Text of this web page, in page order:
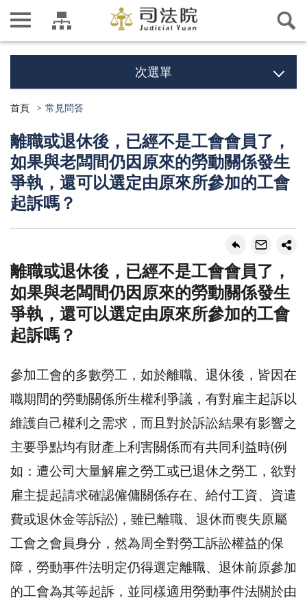
次選單
首頁 常見問答
離職或退休後，已經不是工會會員了，
如果與老闆間仍因原來的勞動關係發生
爭執，還可以選定由原來所參加的工會
起訴嗎？
離職或退休後，已經不是工會會員了，
如果與老闆間仍因原來的勞動關係發生
爭執，還可以選定由原來所參加的工會
起訴嗎？
參加工會的多數勞工，如於離職、退休後，皆因在
職期間的勞動關係所生權利爭議，有對雇主起訴以
維護自己權利之需求，而且對於訴訟結果有影響之
主要爭點均有財產上利害關係而有共同利益時(例
如：遭公司大量解雇之勞工或已退休之勞工，欲對
雇主提起請求確認僱傭關係存在、給付工資、資遣
費或退休金等訴訟)，雖已離職、退休而喪失原屬
工會之會員身分，然為周全對勞工訴訟權益的保
障，勞動事件法明定仍得選定離職、退休前原參加
的工會為其等起訴，並同樣適用勞動事件法關於由